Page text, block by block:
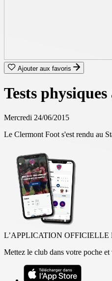
Ajouter aux favoris
Tests
Mercredi 24/06/2015
Le Clermont Foot s'est rendu au
L’APPLICATION
Mettez le club dans votre poche